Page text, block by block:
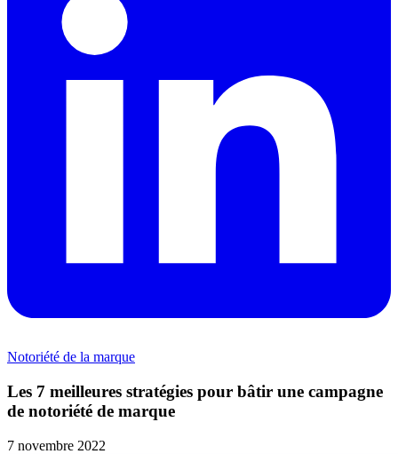
Notoriété de la marque
Les 7 meilleures stratégies pour bâtir une campagne
de notoriété de marque
7 novembre 2022